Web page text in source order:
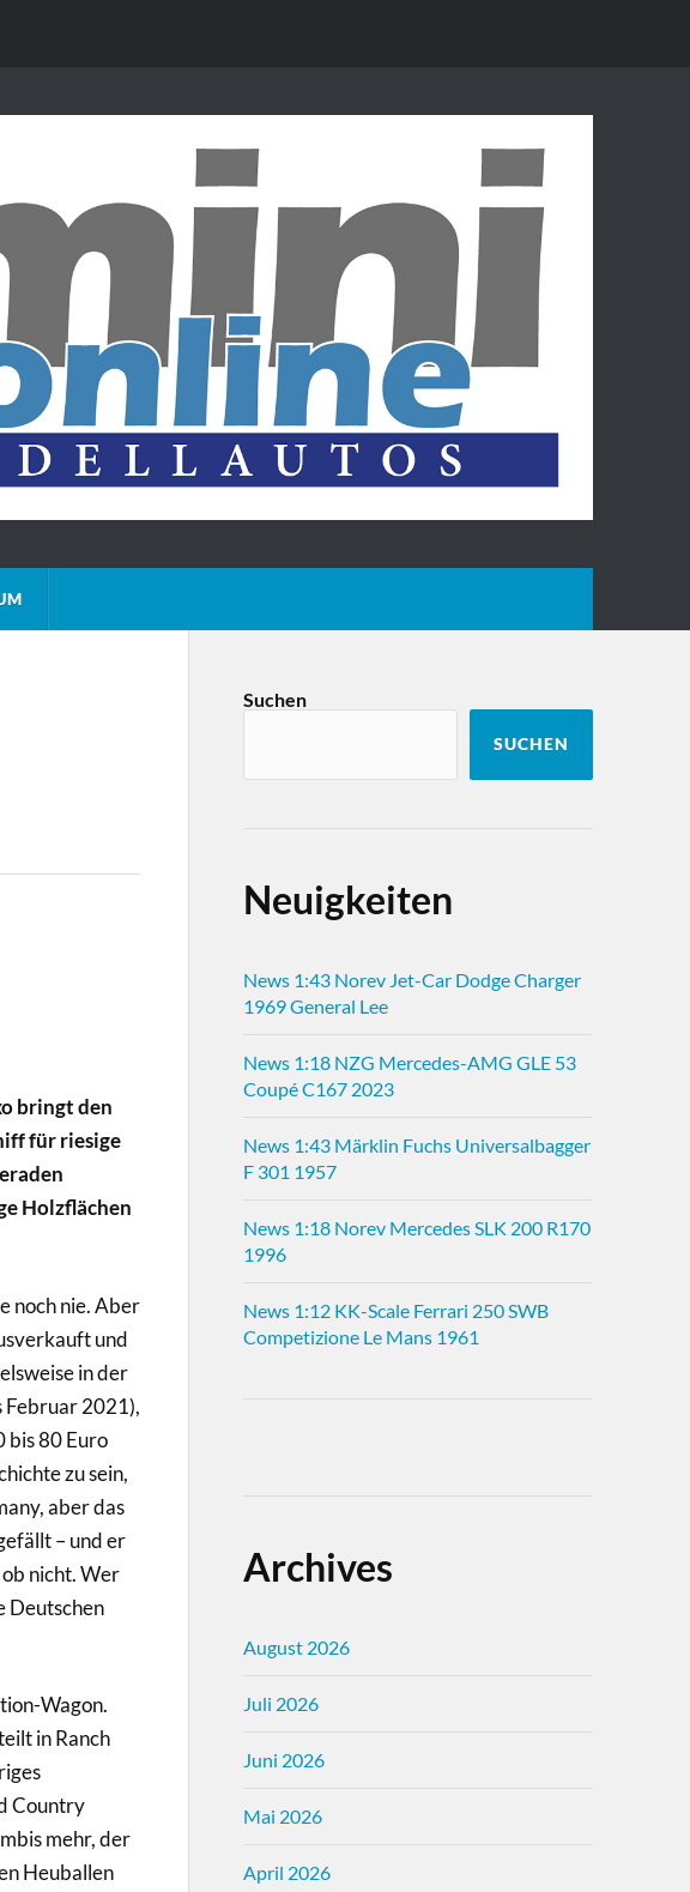
bringt den
für riesige
Holzflächen
noch nie. Aber
und
in der
2021),
bis 80 Euro
zu sein,
aber das
– und er
nicht. Wer
Deutschen
Wagon.
in Ranch
Country
mehr, der
Heuballen
Suchen
SUCHEN
Neuigkeiten
News 1:43 Norev Jet-Car Dodge Charger
1969 General Lee
News 1:18 NZG Mercedes-AMG GLE 53
Coupé C167 2023
News 1:43 Märklin Fuchs Universalbagger
F 301 1957
News 1:18 Norev Mercedes SLK 200 R170
1996
News 1:12 KK-Scale Ferrari 250 SWB
Competizione Le Mans 1961
Archives
August 2026
Juli 2026
Juni 2026
Mai 2026
April 2026